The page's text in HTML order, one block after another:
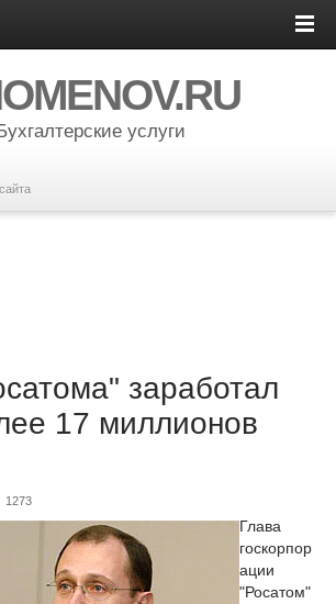
услуги
заработал
17 миллионов
1273
Глава
госкорпор
ации
"Росатом"